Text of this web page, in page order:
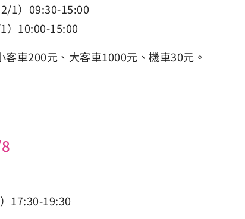
1）09:30-15:00
）10:00-15:00
車200元、大客車1000元、機車30元。
17:30-19:30